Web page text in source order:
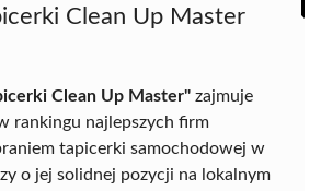
Clean Up Master
Clean Up Master" zajmuje
rankingu najlepszych firm
tapicerki samochodowej w
o jej solidnej pozycji na lokalnym